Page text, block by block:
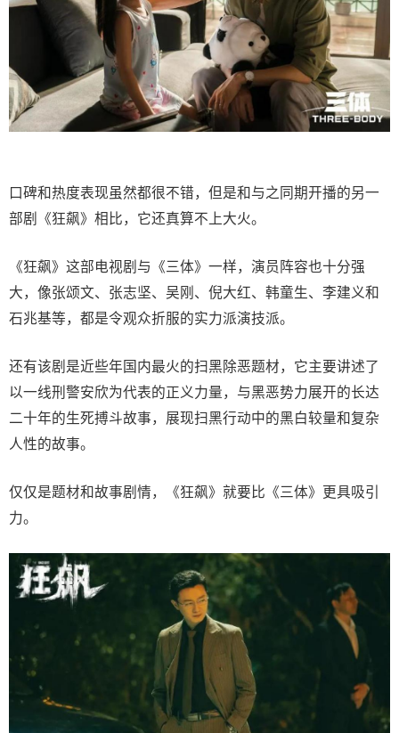
口碑和热度表现虽然都很不错，但是和与之同期开播的另一
部剧《狂飙》相比，它还真算不上大火。
《狂飙》这部电视剧与《三体》一样，演员阵容也十分强
大，像张颂文、张志坚、吴刚、倪大红、韩童生、李建义和
石兆基等，都是令观众折服的实力派演技派。
还有该剧是近些年国内最火的扫黑除恶题材，它主要讲述了
以一线刑警安欣为代表的正义力量，与黑恶势力展开的长达
二十年的生死搏斗故事，展现扫黑行动中的黑白较量和复杂
人性的故事。
仅仅是题材和故事剧情，《狂飙》就要比《三体》更具吸引
力。